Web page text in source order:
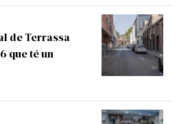
de Terrassa
que té un